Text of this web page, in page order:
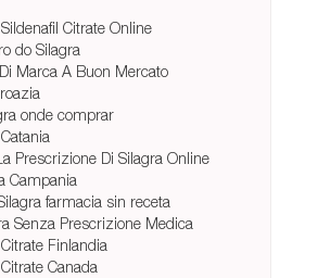
Citrate Online
do Silagra
Marca A Buon Mercato
onde comprar
Prescrizione Di Silagra Online
Campania
farmacia sin receta
Senza Prescrizione Medica
Finlandia
Canada